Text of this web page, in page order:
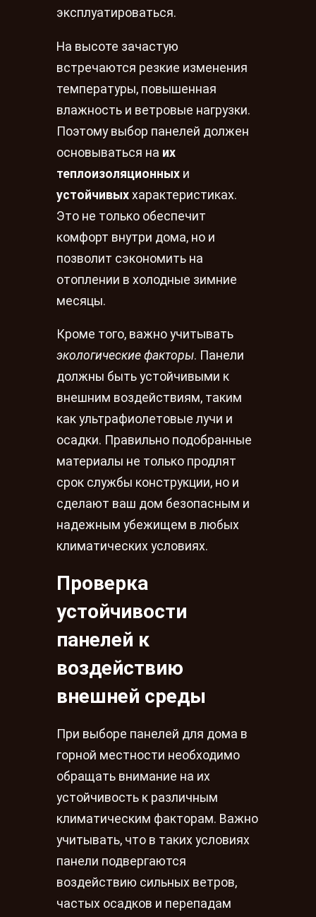
эксплуатироваться.
На высоте зачастую
встречаются резкие изменения
температуры, повышенная
влажность и ветровые нагрузки.
Поэтому выбор панелей должен
основываться на их
теплоизоляционных и
устойчивых характеристиках.
Это не только обеспечит
комфорт внутри дома, но и
позволит сэкономить на
отоплении в холодные зимние
месяцы.
Кроме того, важно учитывать
экологические факторы. Панели
должны быть устойчивыми к
внешним воздействиям, таким
как ультрафиолетовые лучи и
осадки. Правильно подобранные
материалы не только продлят
срок службы конструкции, но и
сделают ваш дом безопасным и
надежным убежищем в любых
климатических условиях.
Проверка
устойчивости
панелей к
воздействию
внешней среды
При выборе панелей для дома в
горной местности необходимо
обращать внимание на их
устойчивость к различным
климатическим факторам. Важно
учитывать, что в таких условиях
панели подвергаются
воздействию сильных ветров,
частых осадков и перепадам